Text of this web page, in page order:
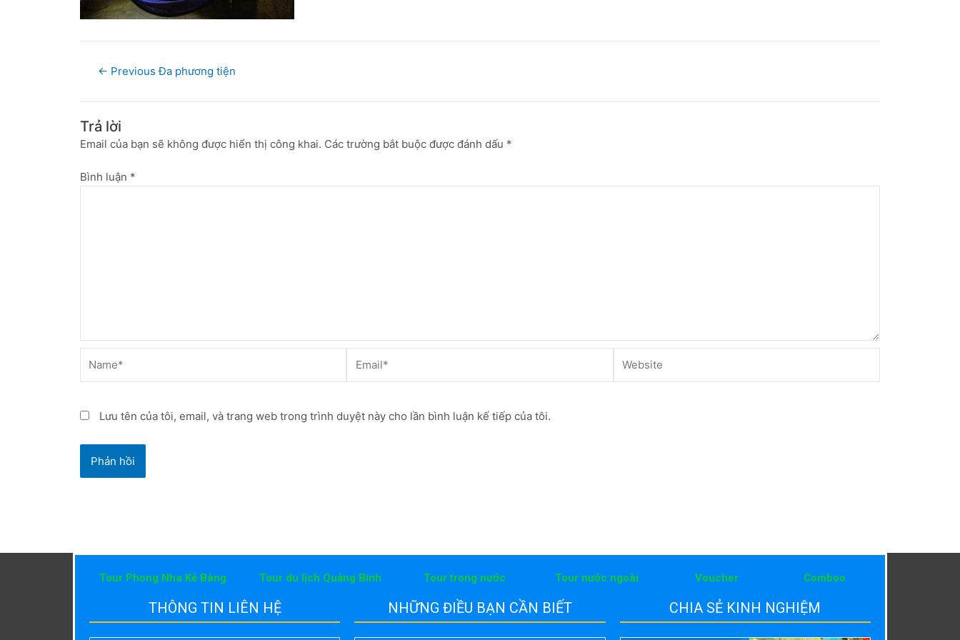
← Previous Đa phương tiện
Trả lời
Email của bạn sẽ không được hiển thị công khai. Các trường bắt buộc được đánh dấu *
Bình luận *
Lưu tên của tôi, email, và trang web trong trình duyệt này cho lần bình luận kế tiếp của tôi.
Tour Phong Nha Kẻ Bàng Tour du lịch Quảng Bình Tour trong nước Tour nước ngoài Voucher Comboo
THÔNG TIN LIÊN HỆ NHỮNG ĐIỀU BẠN CẦN BIẾT CHIA SẺ KINH NGHIỆM